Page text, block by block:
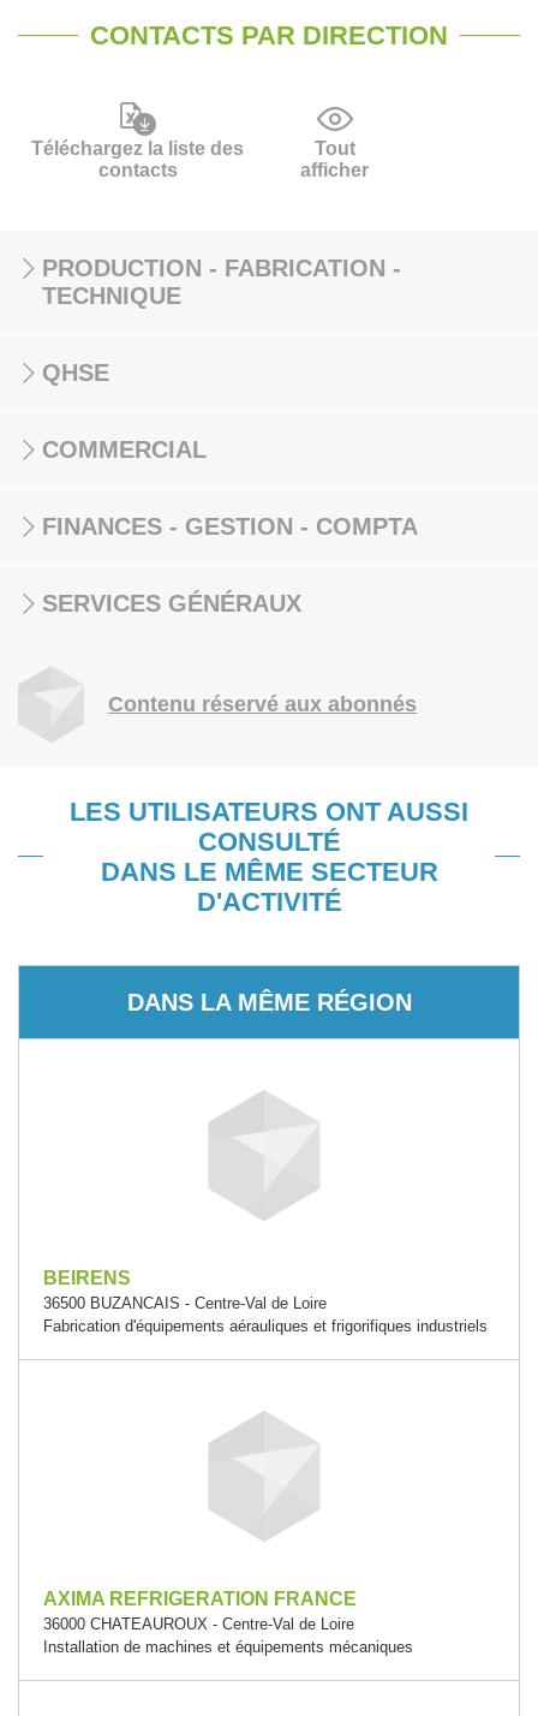
CONTACTS PAR DIRECTION
Téléchargez la liste des
contacts
Tout
afficher
PRODUCTION - FABRICATION -
TECHNIQUE
QHSE
COMMERCIAL
FINANCES - GESTION - COMPTA
SERVICES GÉNÉRAUX
Contenu réservé aux abonnés
LES UTILISATEURS ONT AUSSI
CONSULTÉ
DANS LE MÊME SECTEUR
D'ACTIVITÉ
DANS LA MÊME RÉGION
BEIRENS
36500 BUZANCAIS - Centre-Val de Loire
Fabrication d'équipements aérauliques et frigorifiques industriels
AXIMA REFRIGERATION FRANCE
36000 CHATEAUROUX - Centre-Val de Loire
Installation de machines et équipements mécaniques